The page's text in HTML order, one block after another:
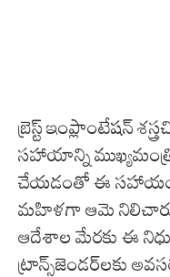
బ్రెస్ట్ ఇంప్లాంటేషన్
సహాయాన్ని
చేయడంతో ఈ సహాయం
మహిళగా ఆమె నిలిచారు.
ఆదేశాల మేరకు ఈ
ట్రాన్స్‌జెండర్‌లకు